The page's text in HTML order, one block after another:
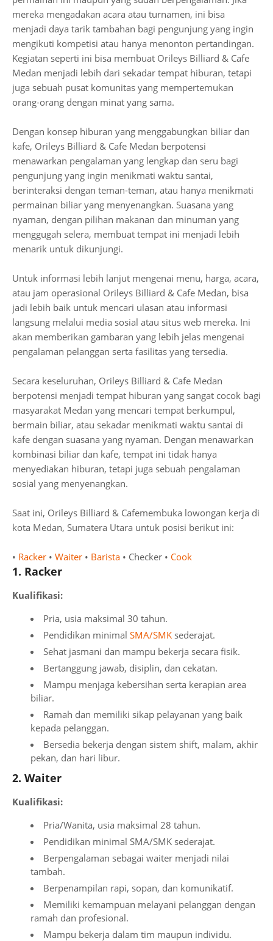
mereka mengadakan acara atau turnamen, ini bisa
menjadi daya tarik tambahan bagi pengunjung yang ingin
mengikuti kompetisi atau hanya menonton pertandingan.
Kegiatan seperti ini bisa membuat Orileys Billiard & Cafe
Medan menjadi lebih dari sekadar tempat hiburan, tetapi
juga sebuah pusat komunitas yang mempertemukan
orang-orang dengan minat yang sama.
Dengan konsep hiburan yang menggabungkan biliar dan
kafe, Orileys Billiard & Cafe Medan berpotensi
menawarkan pengalaman yang lengkap dan seru bagi
pengunjung yang ingin menikmati waktu santai,
berinteraksi dengan teman-teman, atau hanya menikmati
permainan biliar yang menyenangkan. Suasana yang
nyaman, dengan pilihan makanan dan minuman yang
menggugah selera, membuat tempat ini menjadi lebih
menarik untuk dikunjungi.
Untuk informasi lebih lanjut mengenai menu, harga, acara,
atau jam operasional Orileys Billiard & Cafe Medan, bisa
jadi lebih baik untuk mencari ulasan atau informasi
langsung melalui media sosial atau situs web mereka. Ini
akan memberikan gambaran yang lebih jelas mengenai
pengalaman pelanggan serta fasilitas yang tersedia.
Secara keseluruhan, Orileys Billiard & Cafe Medan
berpotensi menjadi tempat hiburan yang sangat cocok bagi
masyarakat Medan yang mencari tempat berkumpul,
bermain biliar, atau sekadar menikmati waktu santai di
kafe dengan suasana yang nyaman. Dengan menawarkan
kombinasi biliar dan kafe, tempat ini tidak hanya
menyediakan hiburan, tetapi juga sebuah pengalaman
sosial yang menyenangkan.
Saat ini, Orileys Billiard & Cafemembuka lowongan kerja di
kota Medan, Sumatera Utara untuk posisi berikut ini:
• Racker • Waiter • Barista • Checker • Cook
1. Racker
Kualifikasi:
Pria, usia maksimal 30 tahun.
Pendidikan minimal SMA/SMK sederajat.
Sehat jasmani dan mampu bekerja secara fisik.
Bertanggung jawab, disiplin, dan cekatan.
Mampu menjaga kebersihan serta kerapian area
biliar.
Ramah dan memiliki sikap pelayanan yang baik
kepada pelanggan.
Bersedia bekerja dengan sistem shift, malam, akhir
pekan, dan hari libur.
2. Waiter
Kualifikasi:
Pria/Wanita, usia maksimal 28 tahun.
Pendidikan minimal SMA/SMK sederajat.
Berpengalaman sebagai waiter menjadi nilai
tambah.
Berpenampilan rapi, sopan, dan komunikatif.
Memiliki kemampuan melayani pelanggan dengan
ramah dan profesional.
Mampu bekerja dalam tim maupun individu.